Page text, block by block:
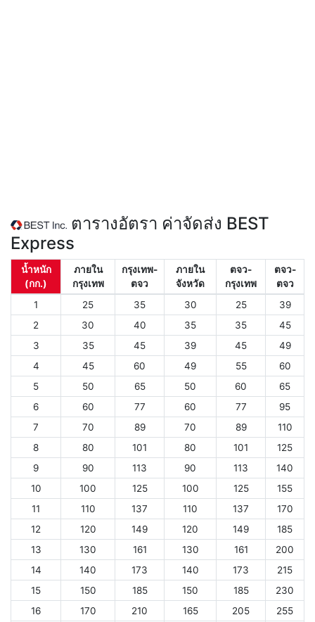
ตารางอัตรา ค่าจัดส่ง BEST
Express
น้ำหนัก
(กก.)
ภายใน
กรุงเทพ
กรุงเทพ-
ตจว
ภายใน
จังหวัด
ตจว-
กรุงเทพ
ตจว-
ตจว
1
25 35 30 25
39
2
30 40 35 35
45
3
35 45 39 45
49
4
45 60 49 55
60
5
50 65 50 60
65
6
60 77 60 77
95
7
70 89 70 89
110
8
80 101 80 101
125
9
90 113 90 113
140
10
100 125 100 125
155
11
110 137 110 137
170
12
120 149 120 149
185
13
130 161 130 161
200
14
140 173 140 173
215
15
150 185 150 185
230
16
170 210 165 205 255